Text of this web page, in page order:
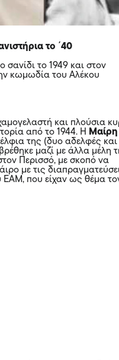
το ΄40
σανίδι το 1949 και στον
κωμωδία του Αλέκου
και πλούσια
από το 1944. Η Μαίρη
της (δυο αδελφές και
μαζί με άλλα μέλη
Περισσό, με σκοπό να
με τις
ΕΑΜ, που είχαν ως θέμα